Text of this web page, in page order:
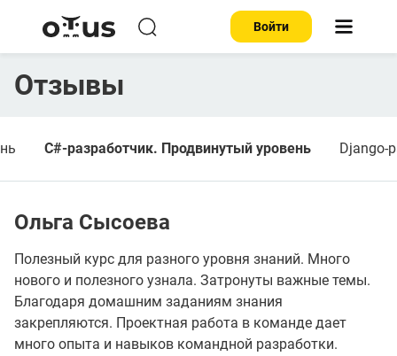
Войти
Отзывы
C#-разработчик. Продвинутый уровень Django-
Ольга Сысоева
Полезный курс для разного уровня знаний. Много
нового и полезного узнала. Затронуты важные темы.
Благодаря домашним заданиям знания
закрепляются. Проектная работа в команде дает
много опыта и навыков командной разработки.